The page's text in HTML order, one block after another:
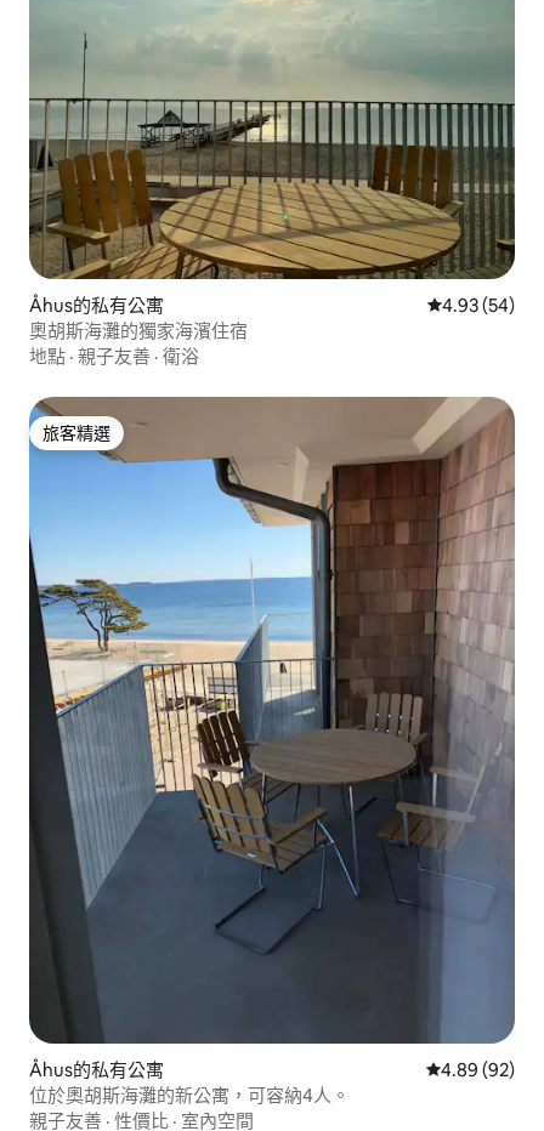
Åhus的私有公寓 從 54 則評價
4.93 (54)
奧胡斯海灘的獨家海濱住宿
地點 · 親子友善 · 衛浴
旅客精選
旅客精選
Åhus的私有公寓 從 92 則評價
4.89 (92)
位於奧胡斯海灘的新公寓，可容納4人。
親子友善 · 性價比 · 室內空間